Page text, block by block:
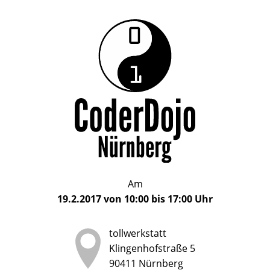
CoderDojo
Nürnberg
Das
CoderDojo
Nürnberg
ein
Club
für
Kinder
und
Jugendliche
Alter
bis
17
Am
19.2.2017von 10:00 bis 17:00 Uhr
tollwerkstatt
Klingenhofstraße 5
90411 Nürnberg